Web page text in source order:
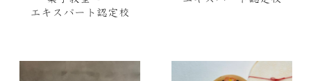
エキスパート認定校